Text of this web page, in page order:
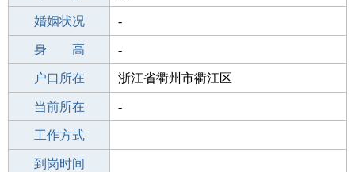
出生年月 1991-04-01
婚姻状况 -
学 历 中专
身 高 -
毕业学校 中专
户口所在 浙江省衢州市衢江区
所学专业 -
当前所在 -
工作经验
工作方式
驾 照
到岗时间